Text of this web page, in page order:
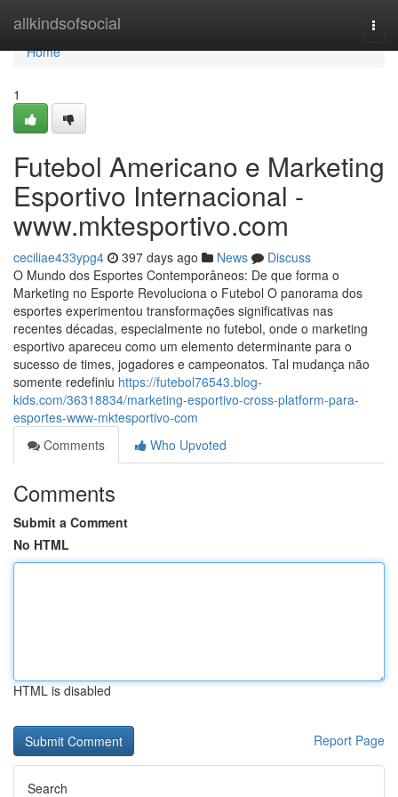
allkindsofsocial
Home
Home
1
Futebol Americano e Marketing
Esportivo Internacional -
www.mktesportivo.com
ceciliae433ypg4 397 days ago News
Discuss
O Mundo dos Esportes Contemporâneos: De que forma o
Marketing no Esporte Revoluciona o Futebol O panorama dos
esportes experimentou transformações significativas nas
recentes décadas, especialmente no futebol, onde o marketing
esportivo apareceu como um elemento determinante para o
sucesso de times, jogadores e campeonatos. Tal mudança não
somente redefiniu https://futebol76543.blog-
kids.com/36318834/marketing-esportivo-cross-platform-para-
esportes-www-mktesportivo-com
Comments
Who Upvoted
Comments
Submit a Comment
No HTML
HTML is disabled
Report Page
Search